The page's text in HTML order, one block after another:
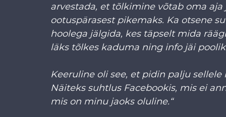
arvestada, et tõlkimine võtab oma
ootuspärasest pikemaks. Ka otsene
hoolega jälgida, kes täpselt mida
läks tõlkes kaduma ning info jäi
Keeruline oli see, et pidin palju
Näiteks suhtlus Facebookis, mis ei
mis on minu jaoks oluline.“